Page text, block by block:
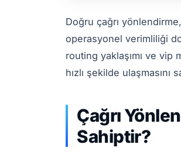
Doğru çağrı
operasyonel verimliliği
routing yaklaşımı ve vip
hızlı şekilde
Çağrı
Sahiptir?